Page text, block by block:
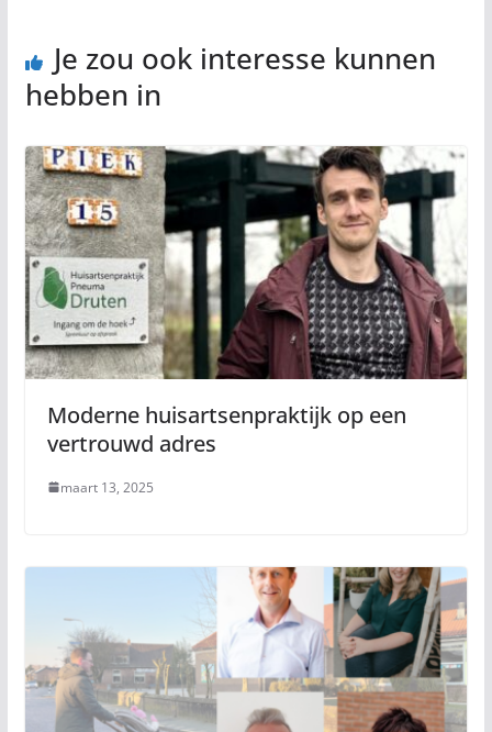
Je zou ook interesse kunnen
hebben in
Moderne huisartsenpraktijk op een
vertrouwd adres
maart 13, 2025